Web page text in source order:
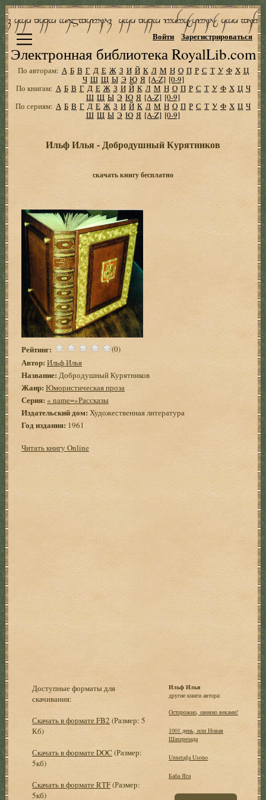
Электронная библиотека RoyalLib.com
Войти Зарегистрироваться
По авторам: А Б В Г Д Е Ж З И Й К Л М Н О П Р С Т У Ф Х Ц
Ч Ш Щ Ы Э Ю Я [A-Z] [0-9]
По книгам: А Б В Г Д Е Ж З И Й К Л М Н О П Р С Т У Ф Х Ц Ч
Ш Щ Ы Э Ю Я [A-Z] [0-9]
По сериям: А Б В Г Д Е Ж З И Й К Л М Н О П Р С Т У Ф Х Ц Ч
Ш Щ Ы Э Ю Я [A-Z] [0-9]
Ильф Илья - Добродушный Курятников
скачать книгу бесплатно
Рейтинг: (0)
Автор: Ильф Илья
Название: Добродушный Курятников
Жанр: Юмористическая проза
Серия: « name=»Рассказы
Издательский дом: Художественная литература
Год издания: 1961
Читать книгу Online
Доступные форматы для
скачивания:
Скачать в формате FB2 (Размер: 5
Кб)
Скачать в формате DOC (Размер:
5кб)
Скачать в формате RTF(Размер:
5кб)
Ильф Илья
другие книги автора:
Осторожно, овеяно веками!
1001 день, или Новая
Шахерезада
Unuetaĝa Usono
Баба Яга